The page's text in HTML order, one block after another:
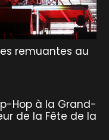
remuantes au
Hop à la Grand-
de la Fête de la